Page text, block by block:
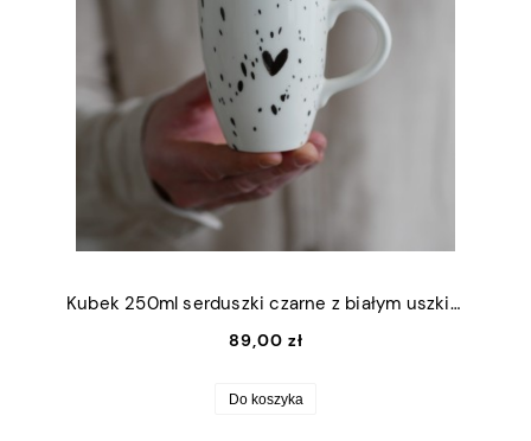
Kubek 250ml serduszki czarne z białym uszkiem
89,00 zł
Do koszyka